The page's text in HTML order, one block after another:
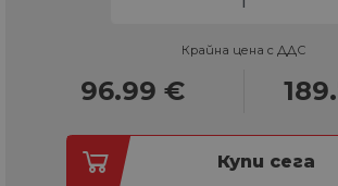
Крайна цена с ДДС
96.99 €
Купи сега